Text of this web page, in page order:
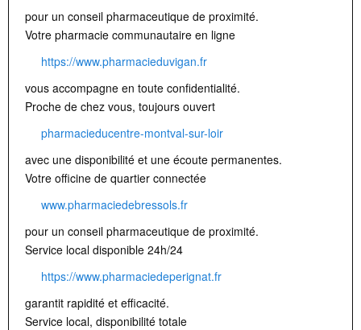
pour un conseil pharmaceutique de proximité.
Votre pharmacie communautaire en ligne
https://www.pharmacieduvigan.fr
vous accompagne en toute confidentialité.
Proche de chez vous, toujours ouvert
pharmacieducentre-montval-sur-loir
avec une disponibilité et une écoute permanentes.
Votre officine de quartier connectée
www.pharmaciedebressols.fr
pour un conseil pharmaceutique de proximité.
Service local disponible 24h/24
https://www.pharmaciedeperignat.fr
garantit rapidité et efficacité.
Service local, disponibilité totale